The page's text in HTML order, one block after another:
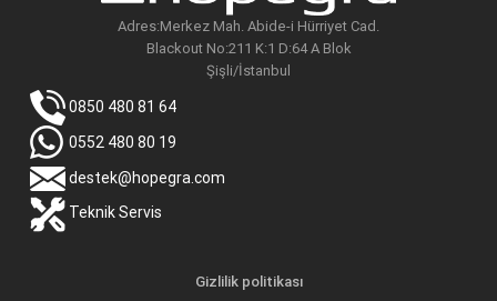
Adres:Merkez Mah. Abide-i Hürriyet Cad.
Blackout No:211 K:1 D:64 A Blok
Şişli/İstanbul
0850 480 81 64
0552 480 80 19
destek@hopegra.com
Teknik Servis
Gizlilik politikası